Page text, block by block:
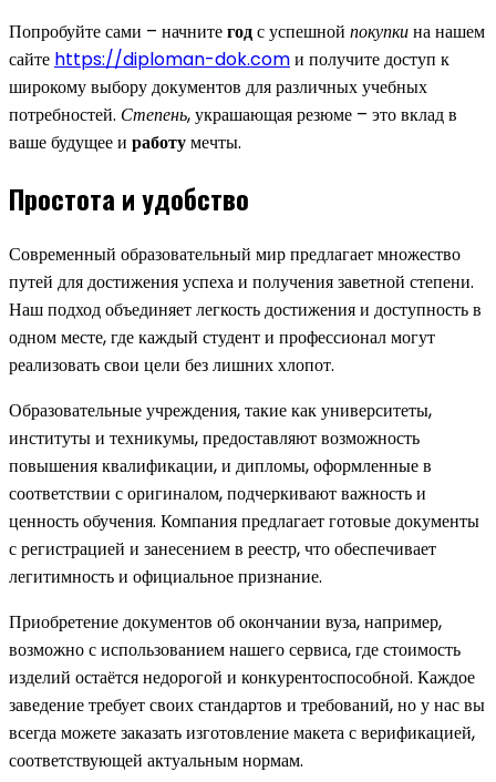
Попробуйте сами – начнитегодс успешной покупкина нашем
сайте https://diploman-dok.comи получите доступ к
широкому выбору документов для различных учебных
потребностей. Степень, украшающая резюме – это вклад в
ваше будущее и работумечты.
Простота и удобство
Современный образовательный мир предлагает множество
путей для достижения успеха и получения заветной степени.
Наш подход объединяет легкость достижения и доступность в
одном месте, где каждый студент и профессионал могут
реализовать свои цели без лишних хлопот.
Образовательные учреждения, такие как университеты,
институты и техникумы, предоставляют возможность
повышения квалификации, и дипломы, оформленные в
соответствии с оригиналом, подчеркивают важность и
ценность обучения. Компания предлагает готовые документы
с регистрацией и занесением в реестр, что обеспечивает
легитимность и официальное признание.
Приобретение документов об окончании вуза, например,
возможно с использованием нашего сервиса, где стоимость
изделий остаётся недорогой и конкурентоспособной. Каждое
заведение требует своих стандартов и требований, но у нас вы
всегда можете заказать изготовление макета с верификацией,
соответствующей актуальным нормам.